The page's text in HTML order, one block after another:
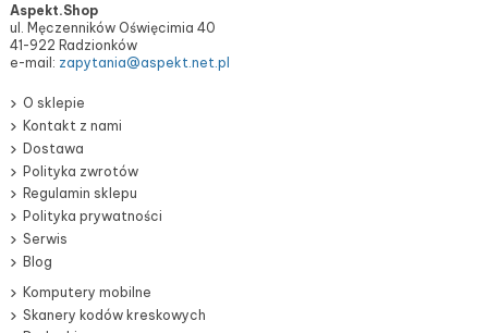
Aspekt.Shop
ul. Męczenników Oświęcimia 40
41-922 Radzionków
e-mail: zapytania@aspekt.net.pl
O sklepie
Kontakt z nami
Dostawa
Polityka zwrotów
Regulamin sklepu
Polityka prywatności
Serwis
Blog
Komputery mobilne
Skanery kodów kreskowych